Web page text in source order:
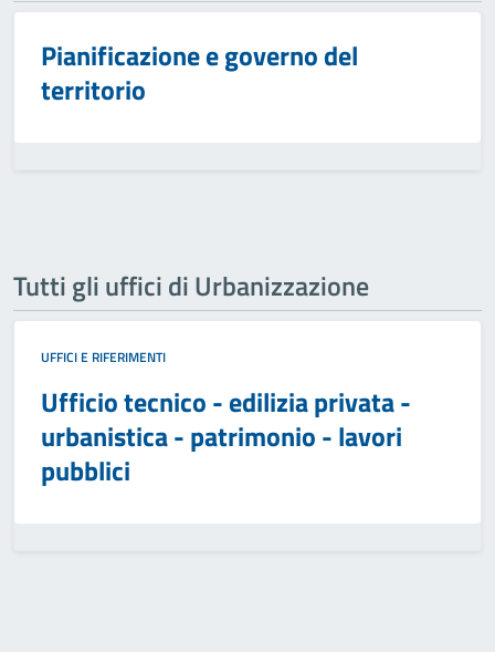
Pianificazione e governo del
territorio
Tutti gli uffici di Urbanizzazione
UFFICI E RIFERIMENTI
Ufficio tecnico - edilizia privata -
urbanistica - patrimonio - lavori
pubblici